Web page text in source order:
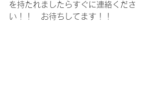
を持たれましたらすぐに連絡くださ
い！！　お待ちしてます！！